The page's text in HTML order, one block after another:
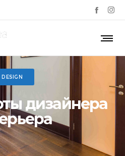
DESIGN
дизайнера